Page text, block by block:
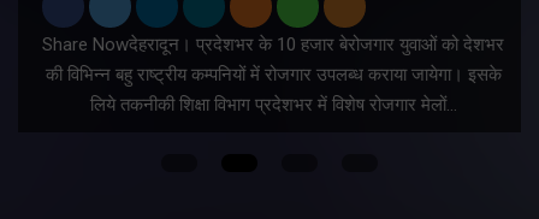
Share Nowदेहरादून। प्रदेशभर के 10 हजार बेरोजगार युवाओं को देशभर
की विभिन्न बहु राष्ट्रीय कम्पनियों में रोजगार उपलब्ध कराया जायेगा। इसके
लिये तकनीकी शिक्षा विभाग प्रदेशभर में विशेष रोजगार मेलों…